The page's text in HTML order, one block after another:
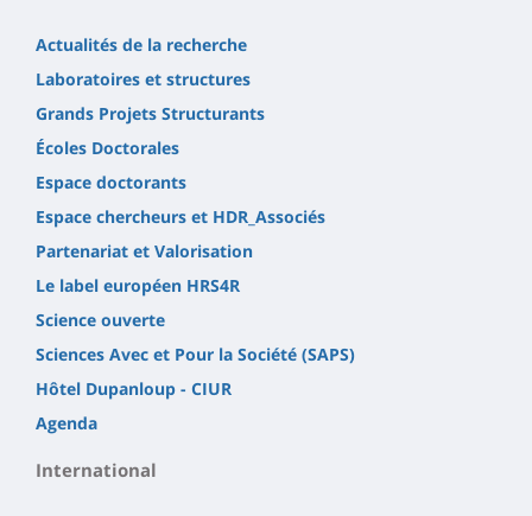
Actualités de la recherche
Laboratoires et structures
Grands Projets Structurants
Écoles Doctorales
Espace doctorants
Espace chercheurs et HDR_Associés
Partenariat et Valorisation
Le label européen HRS4R
Science ouverte
Sciences Avec et Pour la Société (SAPS)
Hôtel Dupanloup - CIUR
Agenda
International